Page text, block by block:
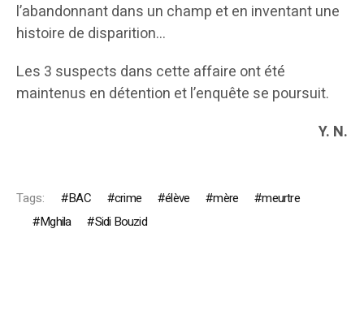
l’abandonnant dans un champ et en inventant une
histoire de disparition…
Les 3 suspects dans cette affaire ont été
maintenus en détention et l’enquête se poursuit.
Y. N.
Tags: BAC crime élève mère
meurtre
Mghila
Sidi Bouzid